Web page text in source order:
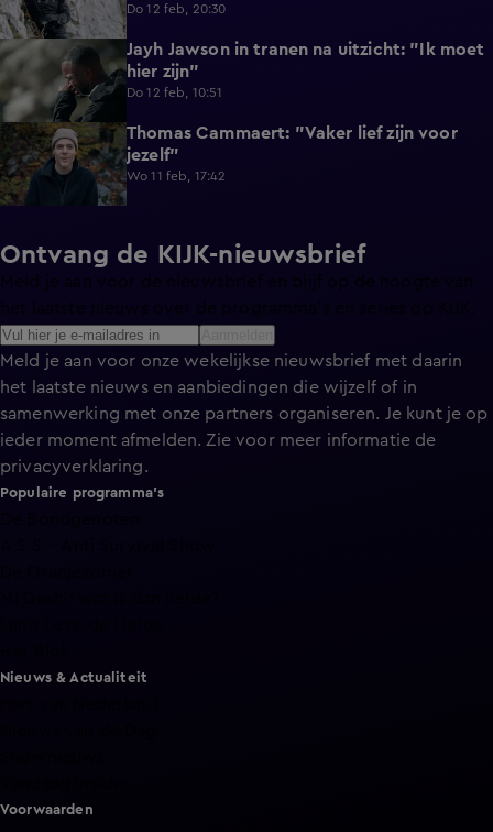
Do 12 feb, 20:30
0:46
Jayh Jawson in tranen na uitzicht: "Ik moet
hier zijn"
Do 12 feb, 10:51
0:21
Thomas Cammaert: "Vaker lief zijn voor
jezelf"
Wo 11 feb, 17:42
Ontvang de KIJK-nieuwsbrief
Meld je aan voor de nieuwsbrief en blijf op de hoogte van
Meld je aan voor onze wekelijkse nieuwsbrief met daarin
het laatste nieuws en aanbiedingen die wijzelf of in
samenwerking met onze partners organiseren. Je kunt je op
ieder moment afmelden. Zie voor meer informatie de
privacyverklaring.
Populaire programma's
Nieuws & Actualiteit
Voorwaarden